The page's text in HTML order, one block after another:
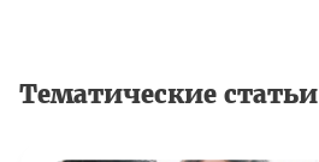
Тематические статьи